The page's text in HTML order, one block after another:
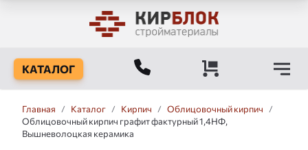
КАТАЛОГ
Главная / Каталог / Кирпич / Облицовочный кирпич
/
Облицовочный кирпич графит фактурный 1,4НФ,
Вышневолоцкая керамика